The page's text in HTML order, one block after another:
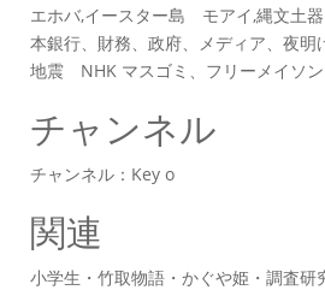
エホバ,イースター島 モアイ,縄文土
本銀行、財務、政府、メディア、夜明
地震 NHK マスゴミ、フリーメイソン
チャンネル
チャンネル：Key o
関連
小学生・竹取物語・かぐや姫・調査研